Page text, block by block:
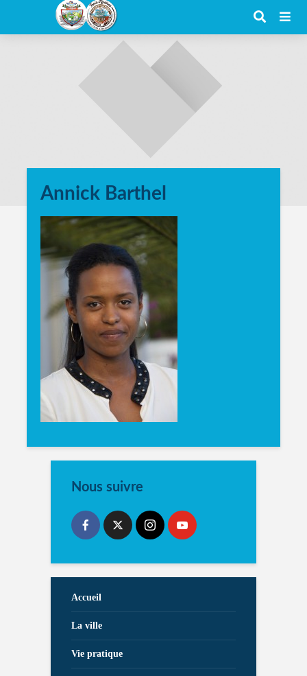
Annick Barthel
Nous suivre
Accueil
La ville
Vie pratique